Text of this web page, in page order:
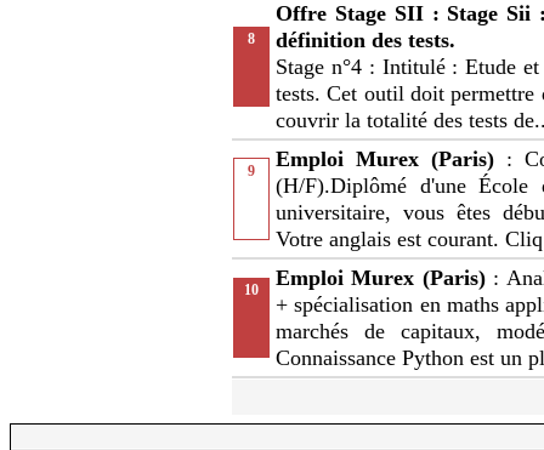
8
Offre Stage SII : Stage
définition des tests.
Stage n°4 : Intitulé : Etude
tests. Cet outil doit
couvrir la totalité des tests
9 Emploi Murex (Paris) :
(H/F).Diplômé d'une École
universitaire, vous êtes
Votre anglais est courant. Cliq
10 Emploi Murex (Paris) :
+ spécialisation en maths
marchés de capitaux,
Connaissance Python est un